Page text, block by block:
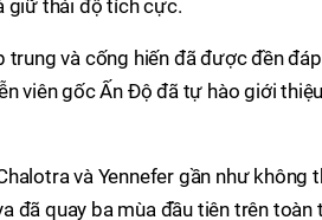
giữ thái độ tích cực.
trung và cống hiến đã được đền
viên gốc Ấn Độ đã tự hào giới
và Yennefer gần như
đã quay ba mùa đầu tiên trên